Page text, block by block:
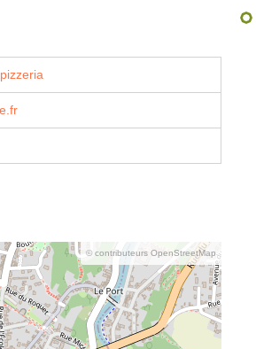
© contributeurs OpenStreetMap